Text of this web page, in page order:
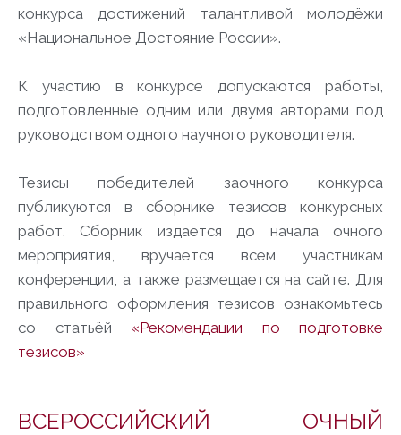
конкурса достижений талантливой молодёжи
«Национальное Достояние России».
К участию в конкурсе допускаются работы,
подготовленные одним или двумя авторами под
руководством одного научного руководителя.
Тезисы победителей заочного конкурса
публикуются в сборнике тезисов конкурсных
работ. Сборник издаётся до начала очного
мероприятия, вручается всем участникам
конференции, а также размещается на сайте. Для
правильного оформления тезисов ознакомьтесь
со статьёй «Рекомендации по подготовке
тезисов»
ВСЕРОССИЙСКИЙ ОЧНЫЙ